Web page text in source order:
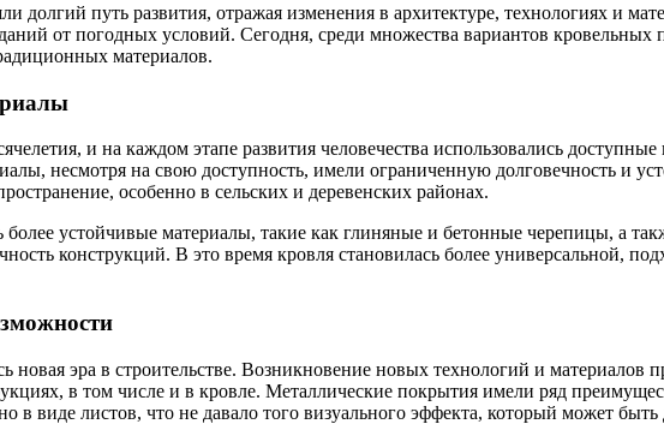
путь развития, отражая изменения в архитектуре, технологиях и
от погодных условий. Сегодня, среди множества вариантов
материалов.
и на каждом этапе развития человечества использовались
несмотря на свою доступность, имели ограниченную долговечность и
особенно в сельских и деревенских районах.
устойчивые материалы, такие как глиняные и бетонные черепицы, а
конструкций. В это время кровля становилась более универсальной,
эра в строительстве. Возникновение новых технологий и материалов
в том числе и в кровле. Металлические покрытия имели ряд
в виде листов, что не давало того визуального эффекта, который может быть